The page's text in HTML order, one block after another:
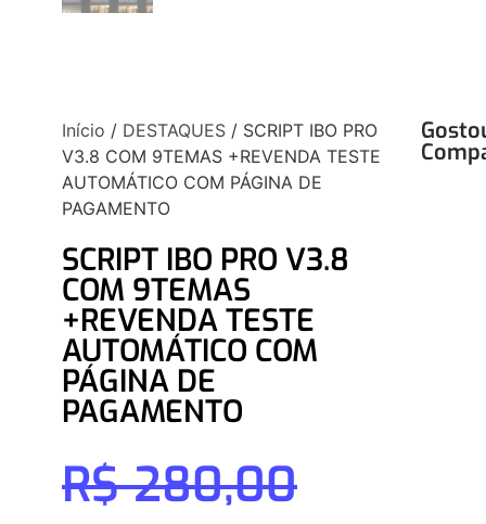
Início / DESTAQUES / SCRIPT IBO PRO
V3.8 COM 9TEMAS +REVENDA TESTE
AUTOMÁTICO COM PÁGINA DE
PAGAMENTO
SCRIPT IBO PRO V3.8
COM 9TEMAS
+REVENDA TESTE
AUTOMÁTICO COM
PÁGINA DE
PAGAMENTO
R$280,00